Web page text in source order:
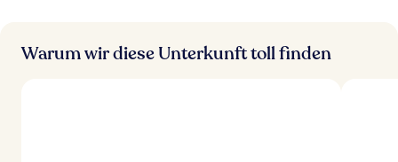
Warum wir diese Unterkunft toll finden